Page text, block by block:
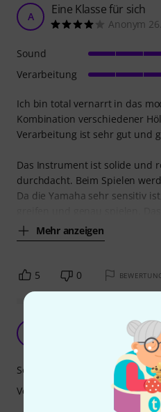
A Eine Klasse für sich
Anonym
Ich bin total vernarrt in das
Kombination verschiedener
Verarbeitung ist sehr gut und
Das Instrument ist solide und
durchdacht. Beim Spielen
Da die Yamaha sehr sensitiv
Mehr anzeigen
Sound
Verarbeitung
5 0
nicht ganz
Sound
Verarbeitung